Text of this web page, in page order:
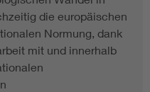
die europäischen
Normung, dank
mit und innerhalb